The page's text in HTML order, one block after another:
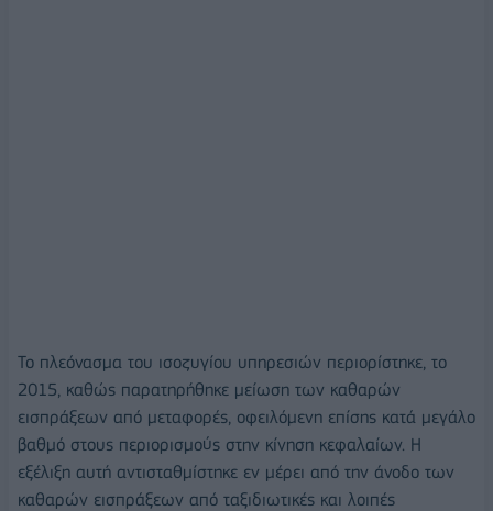
Το πλεόνασμα του ισοζυγίου υπηρεσιών περιορίστηκε, το
2015, καθώς παρατηρήθηκε μείωση των καθαρών
εισπράξεων από μεταφορές, οφειλόμενη επίσης κατά μεγάλο
βαθμό στους περιορισμούς στην κίνηση κεφαλαίων. Η
εξέλιξη αυτή αντισταθμίστηκε εν μέρει από την άνοδο των
καθαρών εισπράξεων από ταξιδιωτικές και λοιπές